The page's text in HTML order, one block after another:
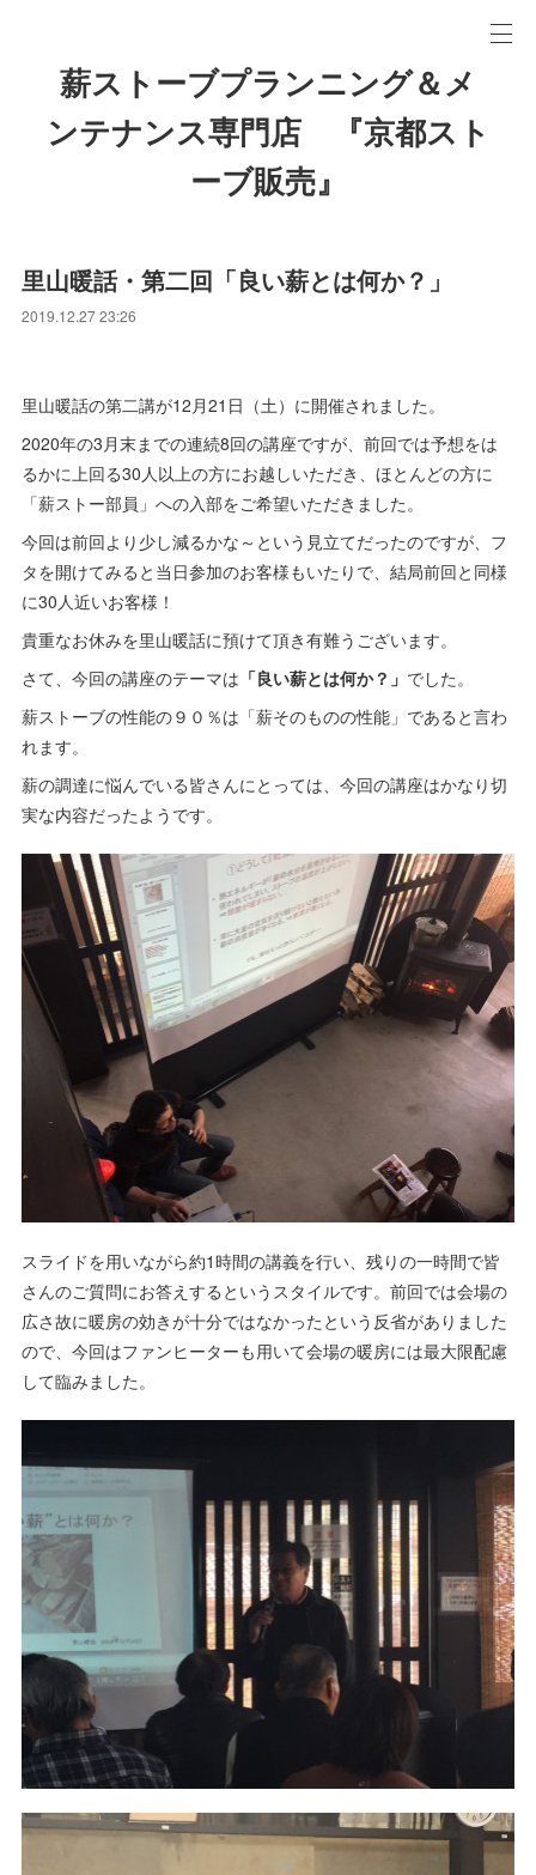
薪ストーブプランニング＆メ
ンテナンス専門店 『京都スト
ーブ販売』
里山暖話・第二回「良い薪とは何か？」
2019.12.27 23:26
里山暖話の第二講が12月21日（土）に開催されました。
2020年の3月末までの連続8回の講座ですが、前回では予想をは
るかに上回る30人以上の方にお越しいただき、ほとんどの方に
「薪ストー部員」への入部をご希望いただきました。
今回は前回より少し減るかな～という見立てだったのですが、フ
タを開けてみると当日参加のお客様もいたりで、結局前回と同様
に30人近いお客様！
貴重なお休みを里山暖話に預けて頂き有難うございます。
さて、今回の講座のテーマは 「良い薪とは何か？」 でした。
薪ストーブの性能の９０％は「薪そのものの性能」であると言わ
れます。
薪の調達に悩んでいる皆さんにとっては、今回の講座はかなり切
実な内容だったようです。
スライドを用いながら約1時間の講義を行い、残りの一時間で皆
さんのご質問にお答えするというスタイルです。前回では会場の
広さ故に暖房の効きが十分ではなかったという反省がありました
ので、今回はファンヒーターも用いて会場の暖房には最大限配慮
して臨みました。